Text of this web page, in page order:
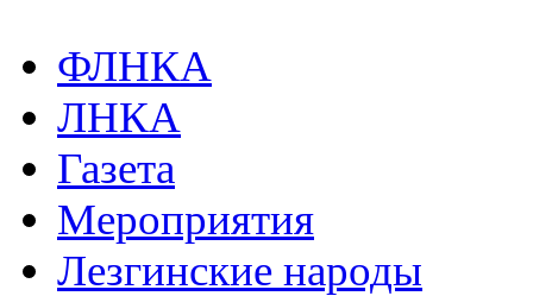
ФЛНКА
ЛНКА
Газета
Мероприятия
Лезгинские народы